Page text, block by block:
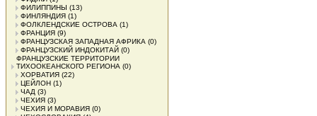
ФИЛИППИНЫ (13)
ФИНЛЯНДИЯ (1)
ФОЛКЛЕНДСКИЕ ОСТРОВА (1)
ФРАНЦИЯ (9)
ФРАНЦУЗСКАЯ ЗАПАДНАЯ АФРИКА (0)
ФРАНЦУЗСКИЙ ИНДОКИТАЙ (0)
ФРАНЦУЗСКИЕ ТЕРРИТОРИИ
ТИХООКЕАНСКОГО РЕГИОНА (0)
ХОРВАТИЯ (22)
ЦЕЙЛОН (1)
ЧАД (3)
ЧЕХИЯ (3)
ЧЕХИЯ И МОРАВИЯ (0)